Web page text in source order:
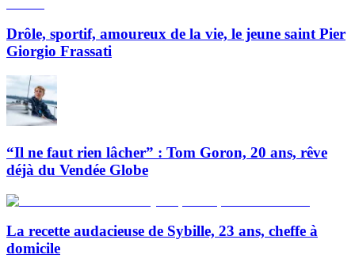
Drôle, sportif, amoureux de la vie, le jeune saint Pier
Giorgio Frassati
“Il ne faut rien lâcher” : Tom Goron, 20 ans, rêve
déjà du Vendée Globe
La recette audacieuse de Sybille, 23 ans, cheffe à
domicile